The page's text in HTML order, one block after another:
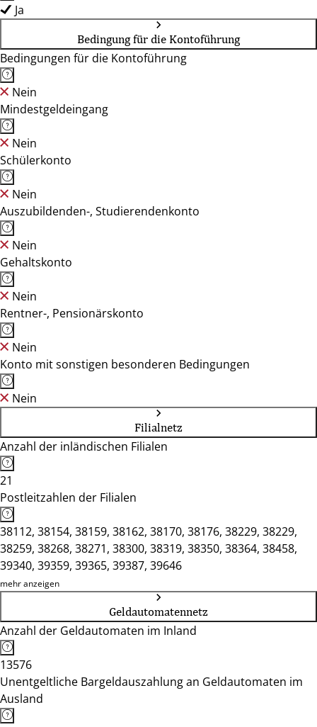
Ja
Bedingung für die Kontoführung
Bedingungen für die Kontoführung
Nein
Mindestgeldeingang
Nein
Schülerkonto
Nein
Auszubildenden-, Studierendenkonto
Nein
Gehaltskonto
Nein
Rentner-, Pensionärskonto
Nein
Konto mit sonstigen besonderen Bedingungen
Nein
Filialnetz
Anzahl der inländischen Filialen
21
Postleitzahlen der Filialen
38112, 38154, 38159, 38162, 38170, 38176, 38229, 38229,
38259, 38268, 38271, 38300, 38319, 38350, 38364, 38458,
39340, 39359, 39365, 39387, 39646
mehr anzeigen
Geldautomatennetz
Anzahl der Geldautomaten im Inland
13576
Unentgeltliche Bargeldauszahlung an Geldautomaten im
Ausland